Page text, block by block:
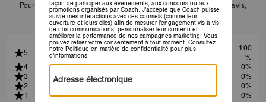
Pour plus d’informations sur la manière dont nous vérifions nos avis,
cliquezici.
5
100
%
4
0%
3
0%
2
0%
1
0%